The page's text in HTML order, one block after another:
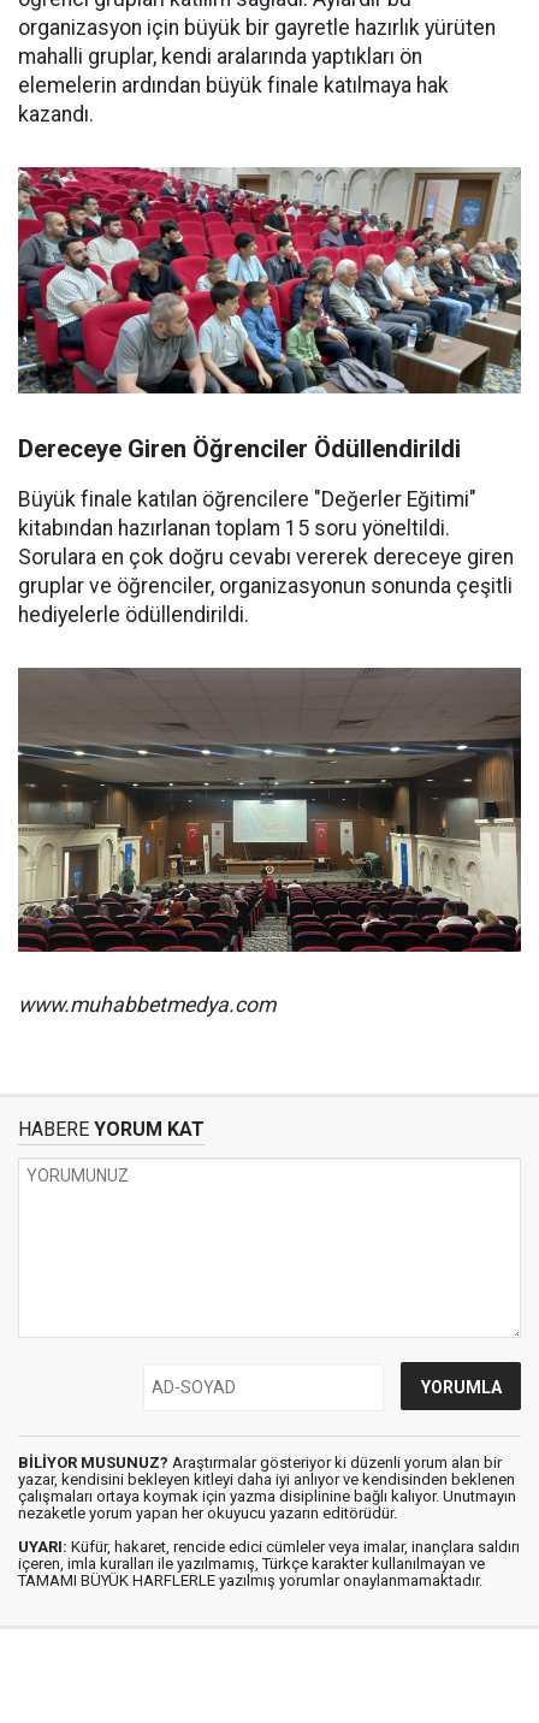
organizasyon için büyük bir gayretle hazırlık yürüten
mahalli gruplar, kendi aralarında yaptıkları ön
elemelerin ardından büyük finale katılmaya hak
kazandı.
Dereceye Giren Öğrenciler Ödüllendirildi
Büyük finale katılan öğrencilere "Değerler Eğitimi"
kitabından hazırlanan toplam 15 soru yöneltildi.
Sorulara en çok doğru cevabı vererek dereceye giren
gruplar ve öğrenciler, organizasyonun sonunda çeşitli
hediyelerle ödüllendirildi.
www.muhabbetmedya.com
HABERE YORUM KAT
BİLİYOR MUSUNUZ? Araştırmalar gösteriyor ki düzenli yorum alan bir
yazar, kendisini bekleyen kitleyi daha iyi anlıyor ve kendisinden beklenen
çalışmaları ortaya koymak için yazma disiplinine bağlı kalıyor. Unutmayın
nezaketle yorum yapan her okuyucu yazarın editörüdür.
UYARI: Küfür, hakaret, rencide edici cümleler veya imalar, inançlara saldırı
içeren, imla kuralları ile yazılmamış, Türkçe karakter kullanılmayan ve
TAMAMI BÜYÜK HARFLERLE yazılmış yorumlar onaylanmamaktadır.